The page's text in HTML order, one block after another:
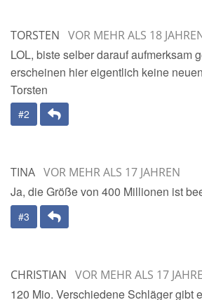
TORSTEN VOR MEHR ALS 18
LOL, biste selber darauf aufmerksam
erscheinen hier eigentlich keine
Torsten
#2 Antwort
TINA VOR MEHR ALS 17 JAHREN
Ja, die Größe von 400 Millionen ist
#3 Antwort
CHRISTIAN VOR MEHR ALS 17
120 Mio. Verschiedene Schläger gibt